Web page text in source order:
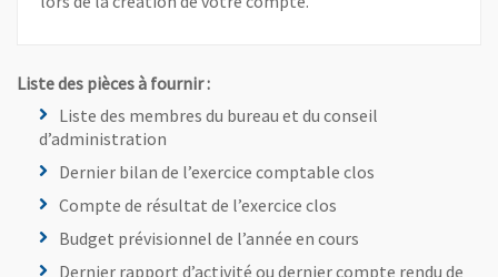
Liste des pièces à fournir:
Liste des membres du bureau et du conseil
d’administration
Dernier bilan de l’exercice comptable clos
Compte de résultat de l’exercice clos
Budget prévisionnel de l’année en cours
Dernier rapport d’activité ou dernier compte rendu de